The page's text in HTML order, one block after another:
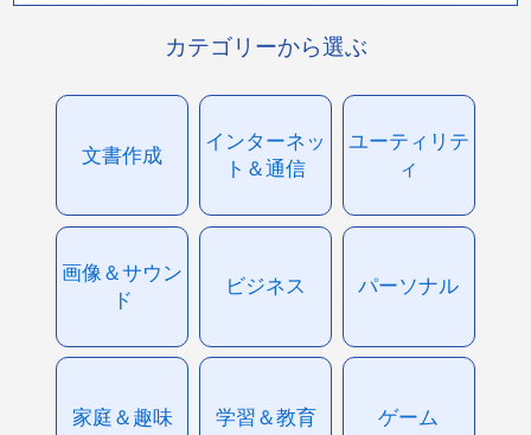
カテゴリーから選ぶ
文書作成
インターネッ
ト＆通信
ユーティリテ
ィ
画像＆サウン
ド
ビジネス パーソナル
家庭＆趣味 学習＆教育 ゲーム